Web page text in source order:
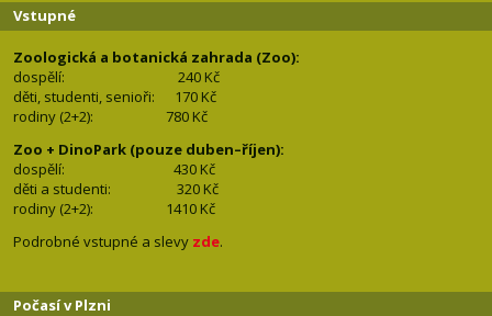
Vstupné
Zoologická a botanická zahrada (Zoo):
dospělí:
240 Kč
děti, studenti, senioři: 170 Kč
rodiny (2+2): 780 Kč
Zoo + DinoPark (pouze duben–říjen):
dospělí: 430 Kč
děti a studenti: 320 Kč
rodiny (2+2): 1410 Kč
Podrobné vstupné a slevy zde.
Počasí v Plzni